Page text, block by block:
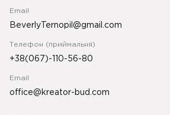
Email
BeverlyTernopil@gmail.com
Телефон (приймальня)
+38(067)-110-56-80
Email
office@kreator-bud.com